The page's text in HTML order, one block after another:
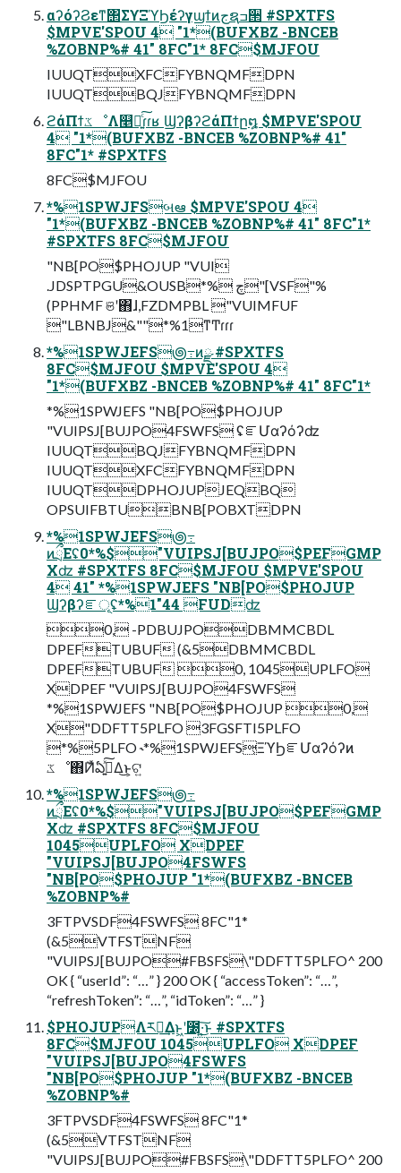
αʔόʔϨεͳ΢ΣϒΞϓϦέʔγϣϯͷجຊߏ੒ #SPXTFS
$MPVE'SPOU 4 "1*(BUFXBZ -BNCEB
%ZOBNP%# 41" 8FC"1* 8FC$MJFOU
IUUQTXFCFYBNQMFDPN
IUUQTBQJFYBNQMFDPN
ϩάΠϯػೳΛ௥Ճ͍ͨ͠ɾɾʁ ϢʔβʔϩάΠϯը໘ $MPVE'SPOU
4 "1*(BUFXBZ -BNCEB %ZOBNP%# 41"
8FC"1* #SPXTFS
8FC$MJFOU
*%1SPWJFSબఆ $MPVE'SPOU 4
"1*(BUFXBZ -BNCEB %ZOBNP%# 41" 8FC"1*
#SPXTFS 8FC$MJFOU
"NB[PO$PHOJUP "VUI
.JDSPTPGU&OUSB*% چ"[VSF"%
(PPHMF ଞʹ΋ɺ,FZDMPBL "VUIMFUF
"LBNBJ&""*%1ͳͲɾɾɾ
*%1SPWJEFS౷߹ͷྫ #SPXTFS
8FC$MJFOU $MPVE'SPOU 4
"1*(BUFXBZ -BNCEB %ZOBNP%# 41" 8FC"1*
*%1SPWJEFS "NB[PO$PHOJUP
"VUIPSJ[BUJPO4FSWFS ʢೝՄαʔόʔʣ
IUUQTBQJFYBNQMFDPN
IUUQTXFCFYBNQMFDPN
IUUQTDPHOJUPJEQBQ
OPSUIFBTUBNB[POBXTDPN
*%1SPWJEFS౷߹
ͷྲྀΕʢ0*%$"VUIPSJ[BUJPO$PEFGMP
Xʣ #SPXTFS 8FC$MJFOU $MPVE'SPOU
4 41" *%1SPWJEFS "NB[PO$PHOJUP
Ϣʔβʔೝূʢ*%1"44 FUDʣ
0, -PDBUJPODBMMCBDL
DPEFTUBUF (&5DBMMCBDL
DPEFTUBUF 0, 1045UPLFO
XDPEF "VUIPSJ[BUJPO4FSWFS
*%1SPWJEFS "NB[PO$PHOJUP 0,
X"DDFTT5PLFO 3FGSFTI5PLFO
*%5PLFO ˞*%1SPWJEFS͕ΞϓϦೝՄαʔόʔͷ
ػೳ΋݉Ͷͯఏڙ͍ͯ͠Δ͜ͱ͕ଟ͍
*%1SPWJEFS౷߹
ͷྲྀΕʢ0*%$"VUIPSJ[BUJPO$PEFGMP
Xʣ #SPXTFS 8FC$MJFOU
1045UPLFO XDPEF
"VUIPSJ[BUJPO4FSWFS
"NB[PO$PHOJUP "1*(BUFXBZ -BNCEB
%ZOBNP%#
3FTPVSDF4FSWFS 8FC"1*
(&5VTFSTNF
"VUIPSJ[BUJPO#FBSFS\"DDFTT5PLFO^ 200
OK { “userId”: “…” } 200 OK { “accessToken”: “…”,
“refreshToken”: “…”, “idToken”: “…” }
$PHOJUPΛར༻͢Δͱ͖ʹ೰·͍͜͠ͱ #SPXTFS
8FC$MJFOU 1045UPLFO XDPEF
"VUIPSJ[BUJPO4FSWFS
"NB[PO$PHOJUP "1*(BUFXBZ -BNCEB
%ZOBNP%#
3FTPVSDF4FSWFS 8FC"1*
(&5VTFSTNF
"VUIPSJ[BUJPO#FBSFS\"DDFTT5PLFO^ 200